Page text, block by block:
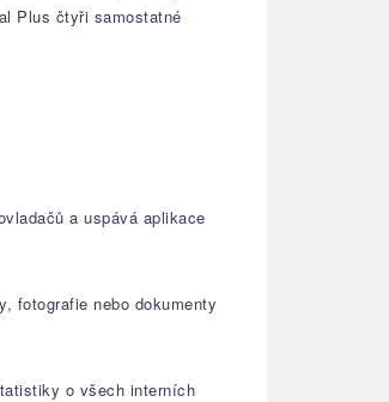
Plus čtyři samostatné
a uspává aplikace
fotografie nebo dokumenty
o všech interních